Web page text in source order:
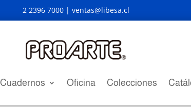
2 2396 7000 | ventas@libesa.cl
Cuadernos Oficina Colecciones